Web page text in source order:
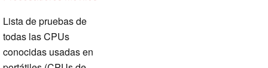
Lista de pruebas de
todas las CPUs
conocidas usadas en